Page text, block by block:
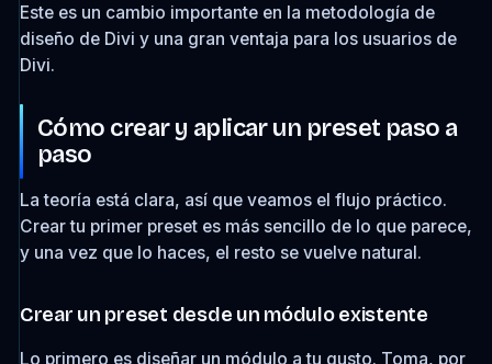
Este es un cambio importante en la metodología de
diseño de Divi y una gran ventaja para los usuarios de
Divi.
Cómo crear y aplicar un preset paso a
paso
La teoría está clara, así que veamos el flujo práctico.
Crear tu primer preset es más sencillo de lo que parece,
y una vez que lo haces, el resto se vuelve natural.
Crear un preset desde un módulo existente
Lo primero es diseñar un módulo a tu gusto. Toma, por